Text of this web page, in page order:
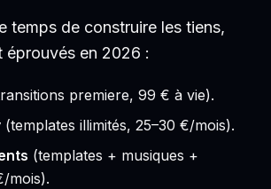
temps de construire les tiens,
éprouvés en 2026 :
premiere, 99 € à vie).
(templates illimités, 25–30 €/mois).
(templates + musiques +
mois).